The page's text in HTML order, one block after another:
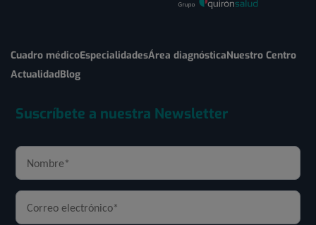
Cuadro médicoEspecialidadesÁrea diagnósticaNuestro Centro
ActualidadBlog
Suscríbete a nuestra Newsletter